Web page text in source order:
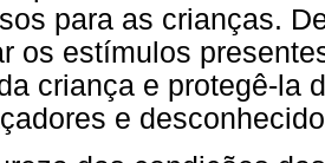
para as crianças.
os estímulos
criança e protegê-la
e